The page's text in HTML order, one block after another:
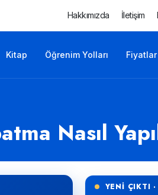
Hakkımızda İletişim
Kitap Öğrenim Yolları Fiyatlar
Nasıl
YENİ ÇIKTI